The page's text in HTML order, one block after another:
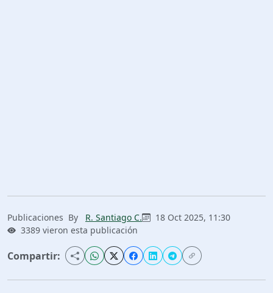
Publicaciones By R. Santiago C.
18 Oct 2025, 11:30
3389 vieron esta publicación
Compartir: